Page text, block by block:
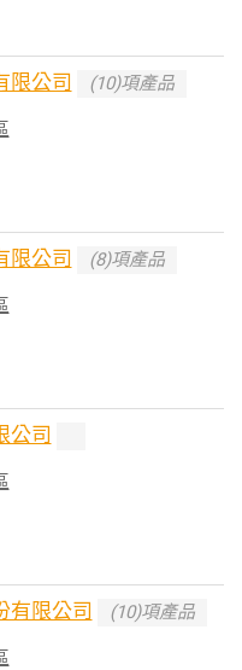
限公司 (10)項產品
限公司 (8)項產品
公司
有限公司 (10)項產品